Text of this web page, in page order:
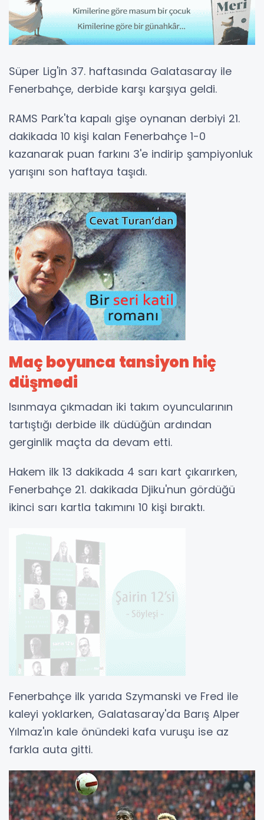
Süper Lig'in 37. haftasında Galatasaray ile
Fenerbahçe, derbide karşı karşıya geldi.
RAMS Park'ta kapalı gişe oynanan derbiyi 21.
dakikada 10 kişi kalan Fenerbahçe 1-0
kazanarak puan farkını 3'e indirip şampiyonluk
yarışını son haftaya taşıdı.
Maç boyunca tansiyon hiç
düşmedi
Isınmaya çıkmadan iki takım oyuncularının
tartıştığı derbide ilk düdüğün ardından
gerginlik maçta da devam etti.
Hakem ilk 13 dakikada 4 sarı kart çıkarırken,
Fenerbahçe 21. dakikada Djiku'nun gördüğü
ikinci sarı kartla takımını 10 kişi bıraktı.
Fenerbahçe ilk yarıda Szymanski ve Fred ile
kaleyi yoklarken, Galatasaray'da Barış Alper
Yılmaz'ın kale önündeki kafa vuruşu ise az
farkla auta gitti.